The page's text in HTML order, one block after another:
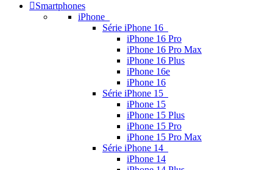
Smartphones
iPhone
Série iPhone 16
iPhone 16 Pro
iPhone 16 Pro Max
iPhone 16 Plus
iPhone 16e
iPhone 16
Série iPhone 15
iPhone 15
iPhone 15 Plus
iPhone 15 Pro
iPhone 15 Pro Max
Série iPhone 14
iPhone 14